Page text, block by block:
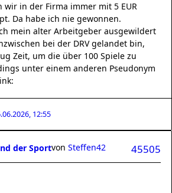
wir in der Firma immer mit 5 EUR
Da habe ich nie gewonnen.
mein alter Arbeitgeber ausgewildert
bei der DRV gelandet bin,
Zeit, um die über 100 Spiele zu
unter einem anderen Pseudonym
12:55
der Sport 45505
von Steffen42